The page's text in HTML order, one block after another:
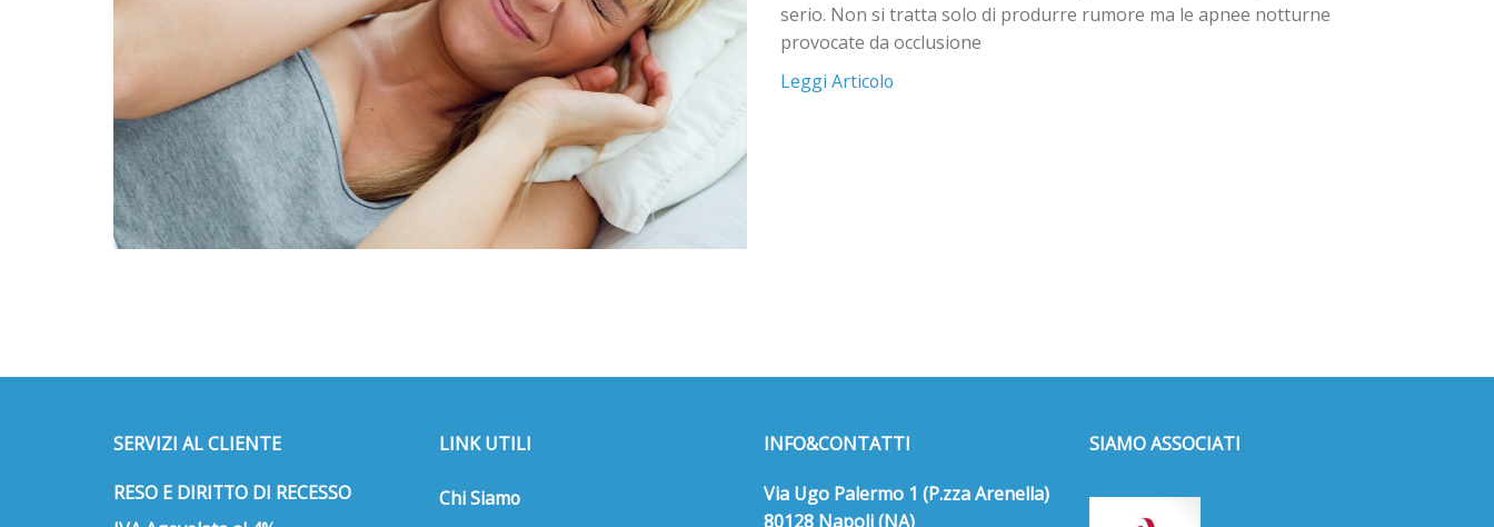
serio. Non si tratta solo di produrre rumore ma le apnee notturne
provocate da occlusione
Leggi Articolo
SERVIZI AL CLIENTE
RESO E DIRITTO DI RECESSO
LINK UTILI
Chi Siamo
INFO&CONTATTI
Via Ugo Palermo 1 (P.zza Arenella)
80128 Napoli (NA)
SIAMO ASSOCIATI